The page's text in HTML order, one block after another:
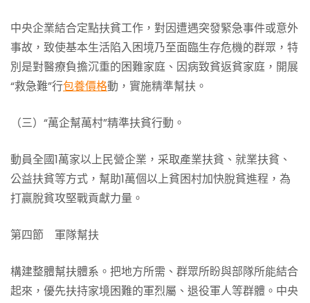
中央企業結合定點扶貧工作，對因遭遇突發緊急事件或意外
事故，致使基本生活陷入困境乃至面臨生存危機的群眾，特
別是對醫療負擔沉重的困難家庭、因病致貧返貧家庭，開展
“救急難”行包養價格動，實施精準幫扶。
（三）“萬企幫萬村”精準扶貧行動。
動員全國1萬家以上民營企業，采取產業扶貧、就業扶貧、
公益扶貧等方式，幫助1萬個以上貧困村加快脫貧進程，為
打贏脫貧攻堅戰貢獻力量。
第四節 軍隊幫扶
構建整體幫扶體系。把地方所需、群眾所盼與部隊所能結合
起來，優先扶持家境困難的軍烈屬、退役軍人等群體。中央